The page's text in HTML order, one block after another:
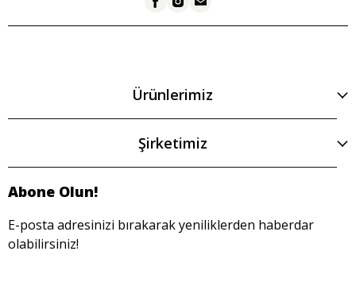
Ürünlerimiz
Şirketimiz
Abone Olun!
E-posta adresinizi bırakarak yeniliklerden haberdar
olabilirsiniz!